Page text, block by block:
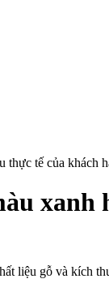
thực tế của khách
xanh
liệu gỗ và kích